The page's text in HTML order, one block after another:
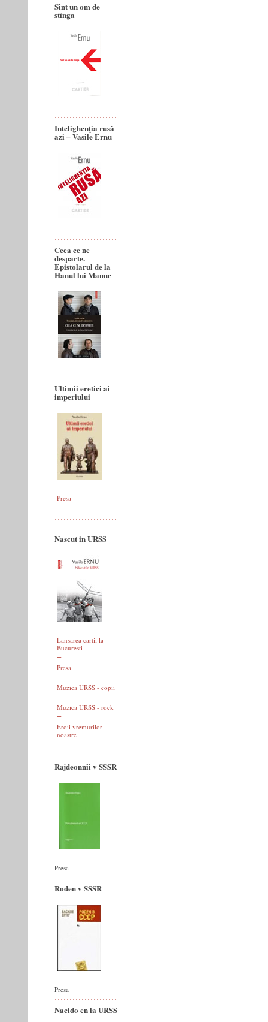
Sînt un om de
stînga
Intelighenţia rusă
azi – Vasile Ernu
Ceea ce ne
desparte.
Epistolarul de la
Hanul lui Manuc
Ultimii eretici ai
imperiului
Presa
Nascut in URSS
Lansarea cartii la
Bucuresti
Presa
Muzica URSS - copii
Muzica URSS - rock
Eroii vremurilor
noastre
Rajdeonnîi v SSSR
Presa
Roden v SSSR
Presa
Nacido en la URSS